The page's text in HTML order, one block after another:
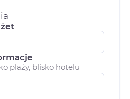
plaży, blisko hotelu